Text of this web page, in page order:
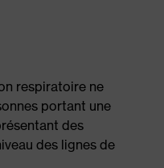
respiratoire ne
portant une
des
des lignes de